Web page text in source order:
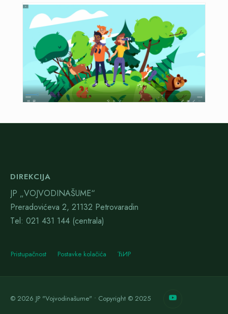
DIREKCIJA
JP „VOJVODINAŠUME“
Preradovićeva 2, 21132 Petrovaradin
Тel: 021 431 144 (centrala)
Pristupačnost Postavke kolačića ЋИР
© 2026 JP "Vojvodinašume" • Copyright © 2025